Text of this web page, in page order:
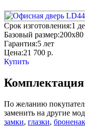
Срок изготовления:1
Базовый размер:
Гарантия:5 лет
Цена:21 700 р.
Купить
По желанию
заменить на другие
замки, глазки,